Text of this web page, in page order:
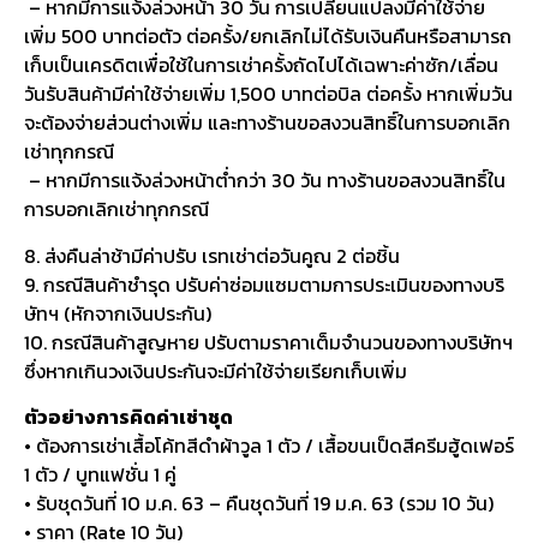
– หากมีการแจ้งล่วงหน้า 30 วัน การเปลี่ยนแปลงมีค่าใช้จ่าย
เพิ่ม 500 บาทต่อตัว ต่อครั้ง/ยกเลิกไม่ได้รับเงินคืนหรือสามารถ
เก็บเป็นเครดิตเพื่อใช้ในการเช่าครั้งถัดไปได้เฉพาะค่าซัก/เลื่อน
วันรับสินค้ามีค่าใช้จ่ายเพิ่ม 1,500 บาทต่อบิล ต่อครั้ง หากเพิ่มวัน
จะต้องจ่ายส่วนต่างเพิ่ม และทางร้านขอสงวนสิทธิ์ในการบอกเลิก
เช่าทุกกรณี
– หากมีการแจ้งล่วงหน้าต่ำกว่า 30 วัน ทางร้านขอสงวนสิทธิ์ใน
การบอกเลิกเช่าทุกกรณี
8. ส่งคืนล่าช้ามีค่าปรับ เรทเช่าต่อวันคูณ 2 ต่อชิ้น
9. กรณีสินค้าชำรุด ปรับค่าซ่อมแซมตามการประเมินของทางบริ
ษัทฯ (หักจากเงินประกัน)
10. กรณีสินค้าสูญหาย ปรับตามราคาเต็มจำนวนของทางบริษัทฯ
ซึ่งหากเกินวงเงินประกันจะมีค่าใช้จ่ายเรียกเก็บเพิ่ม
ตัวอย่างการคิดค่าเช่าชุด
• ต้องการเช่าเสื้อโค้ทสีดำผ้าวูล 1 ตัว / เสื้อขนเป็ดสีครีมฮู้ดเฟอร์
1 ตัว / บูทแฟชั่น 1 คู่
• รับชุดวันที่ 10 ม.ค. 63 – คืนชุดวันที่ 19 ม.ค. 63 (รวม 10 วัน)
• ราคา (Rate 10 วัน)